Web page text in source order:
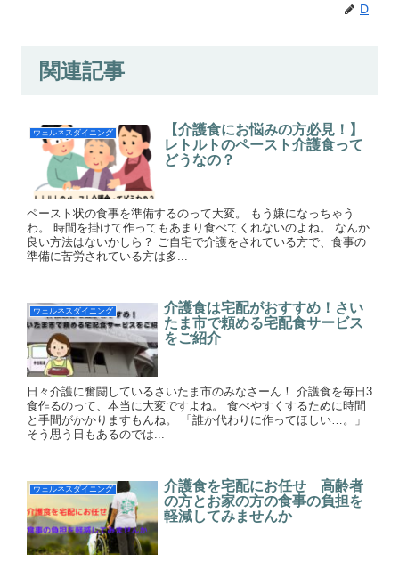
D
関連記事
ウェルネスダイニング
【介護食にお悩みの方必見！】
レトルトのペースト介護食って
どうなの？
ペースト状の食事を準備するのって大変。 もう嫌になっちゃう
わ。 時間を掛けて作ってもあまり食べてくれないのよね。 なんか
良い方法はないかしら？ ご自宅で介護をされている方で、食事の
準備に苦労されている方は多...
ウェルネスダイニング
介護食は宅配がおすすめ！さい
たま市で頼める宅配食サービス
をご紹介
日々介護に奮闘しているさいたま市のみなさーん！ 介護食を毎日3
食作るのって、本当に大変ですよね。 食べやすくするために時間
と手間がかかりますもんね。 「誰か代わりに作ってほしい…。」
そう思う日もあるのでは...
ウェルネスダイニング
介護食を宅配にお任せ 高齢者
の方とお家の方の食事の負担を
軽減してみませんか